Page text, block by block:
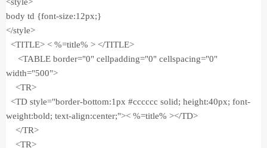
body td {font-size:12px;}
</style>
<TITLE> < %=title% > </TITLE>
<TABLE border="0" cellpadding="0" cellspacing="0"
width="500">
<TR>
<TD style="border-bottom:1px #cccccc solid; height:40px; font-
weight:bold; text-align:center;">< %=title% ></TD>
</TR>
<TR>